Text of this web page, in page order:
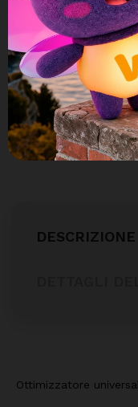
DESCRIZIONE
Ottimizzatore